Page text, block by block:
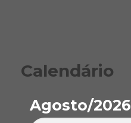
Calendário
Agosto/2026